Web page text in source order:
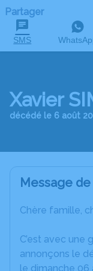
Partager
SMS
Xavier
décédé le 6 août
Message
Chère famille,
C’est avec une
annonçons le
le dimanche 06